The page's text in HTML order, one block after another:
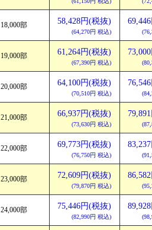
18,000部 58,428円(税抜)
(64,270円 税込)
19,000部 61,264円(税抜)
(67,390円 税込)
20,000部 64,100円(税抜)
(70,510円 税込)
21,000部 66,937円(税抜)
(73,630円 税込)
22,000部 69,773円(税抜)
(76,750円 税込)
23,000部 72,609円(税抜)
(79,870円 税込)
24,000部 75,446円(税抜)
(82,990円 税込)